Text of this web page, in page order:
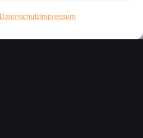
Datenschutz Impressum
Für den Mittelstand